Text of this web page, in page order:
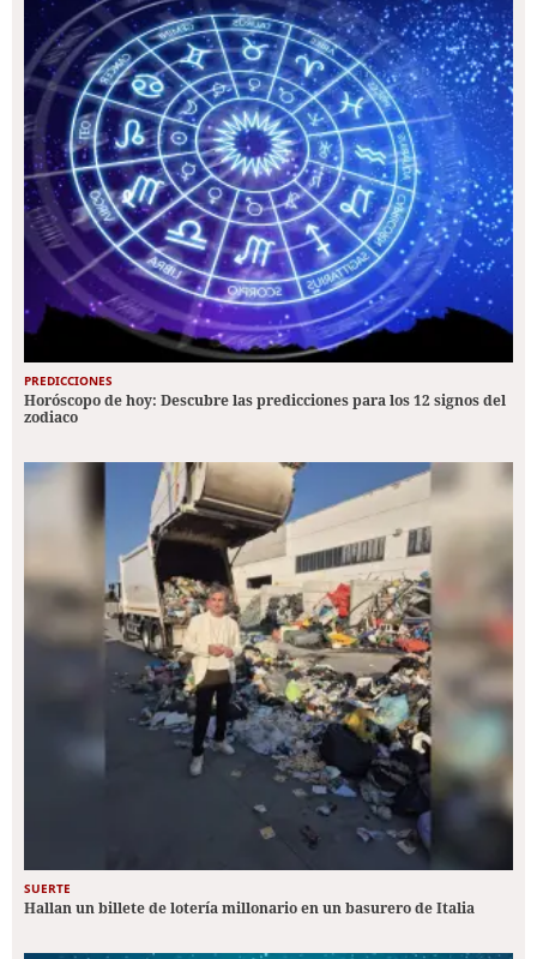
PREDICCIONES
Horóscopo de hoy: Descubre las predicciones para los 12 signos del
zodiaco
SUERTE
Hallan un billete de lotería millonario en un basurero de Italia